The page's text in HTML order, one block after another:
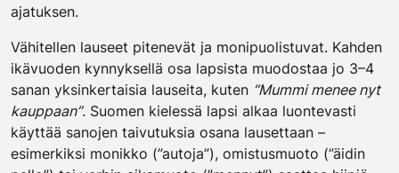
ajatuksen.
Vähitellen lauseet pitenevät ja monipuolistuvat. Kahden
ikävuoden kynnyksellä osa lapsista muodostaa jo 3–4
sanan yksinkertaisia lauseita, kuten “Mummi menee nyt
kauppaan”. Suomen kielessä lapsi alkaa luontevasti
käyttää sanojen taivutuksia osana lausettaan –
esimerkiksi monikko (”autoja”), omistusmuoto (”äidin